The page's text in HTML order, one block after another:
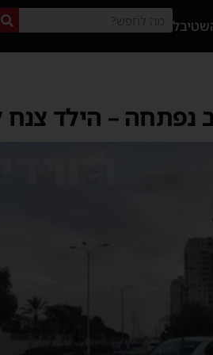
נפתחה – הילד צנח